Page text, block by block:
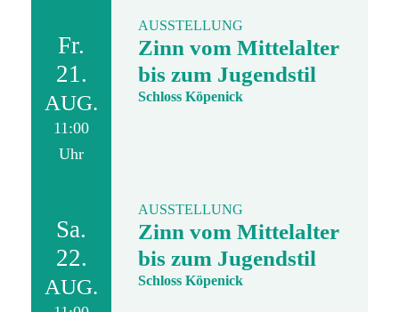
Fr.
21.
AUG.
11:00
Uhr
AUSSTELLUNG
Zinn vom Mittelalter
bis zum Jugendstil
Schloss Köpenick
Sa.
22.
AUG.
AUSSTELLUNG
Zinn vom Mittelalter
bis zum Jugendstil
Schloss Köpenick